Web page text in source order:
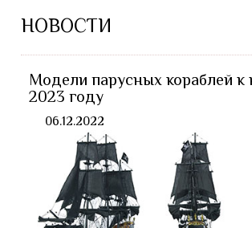
НОВОСТИ
Модели парусных кораблей к
2023 году
06.12.2022